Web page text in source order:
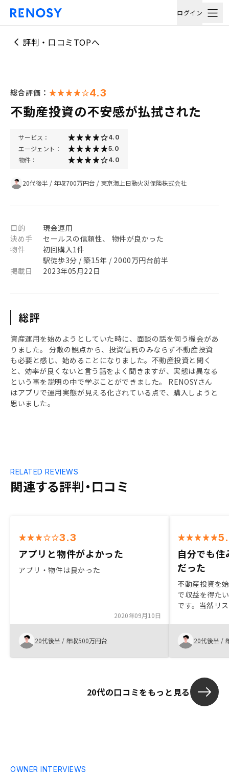
ログイン
評判・口コミTOPへ
総合評価： 4.3
不動産投資の不安感が払拭された
サービス： 4.0
エージェント： 5.0
物件： 4.0
20代後半 / 年収700万円台 / 東京海上日動火災保険株式会社
目的
現金運用
決め手
セールスの信頼性、 物件が良かった
物件
初回購入1件
駅徒歩3分 / 築15年 / 2000万円台前半
掲載日
2023年05月22日
総評
資産運用を始めようとしていた時に、面談の話を伺う機会があ
りました。 分散の観点から、投資信託のみならず不動産投資
も必要と感じ、始めることになりました。不動産投資と聞く
と、効率が良くないと言う話をよく聞きますが、実態は異なる
という事を説明の中で学ぶことができました。 RENOSYさん
はアプリで運用実態が見える化されている点で、購入しようと
思いました。
関連する評判・口コミ
RELATED REVIEWS
3.3
アプリと物件がよかった
アプリ・物件は良かった
2020年09月10日
20代後半 / 年収500万円台
自分でも
だった
不動産投資を
で収益を得た
です。当然リ
える事が不安
された物件は
な物件であっ
れました。不
です。renosy
りとサポート
終えられまし
20代後半 /
20代の口コミをもっと見る
OWNER INTERVIEWS